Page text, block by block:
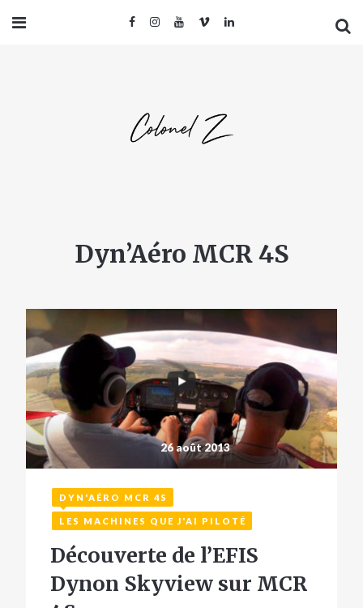
Dyn’Aéro MCR 4S
26 août 2013
DYN'AÉRO MCR 4S
LES MACHINES QUE J'AI PILOTÉ
Découverte de l’EFIS
Dynon Skyview sur MCR